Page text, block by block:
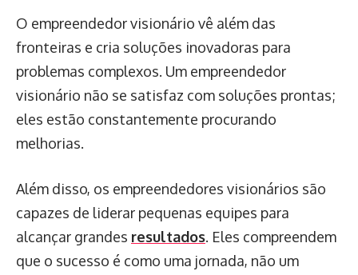
O empreendedor visionário vê além das
fronteiras e cria soluções inovadoras para
problemas complexos. Um empreendedor
visionário não se satisfaz com soluções prontas;
eles estão constantemente procurando
melhorias.
Além disso, os empreendedores visionários são
capazes de liderar pequenas equipes para
alcançar grandes resultados. Eles compreendem
que o sucesso é como uma jornada, não um